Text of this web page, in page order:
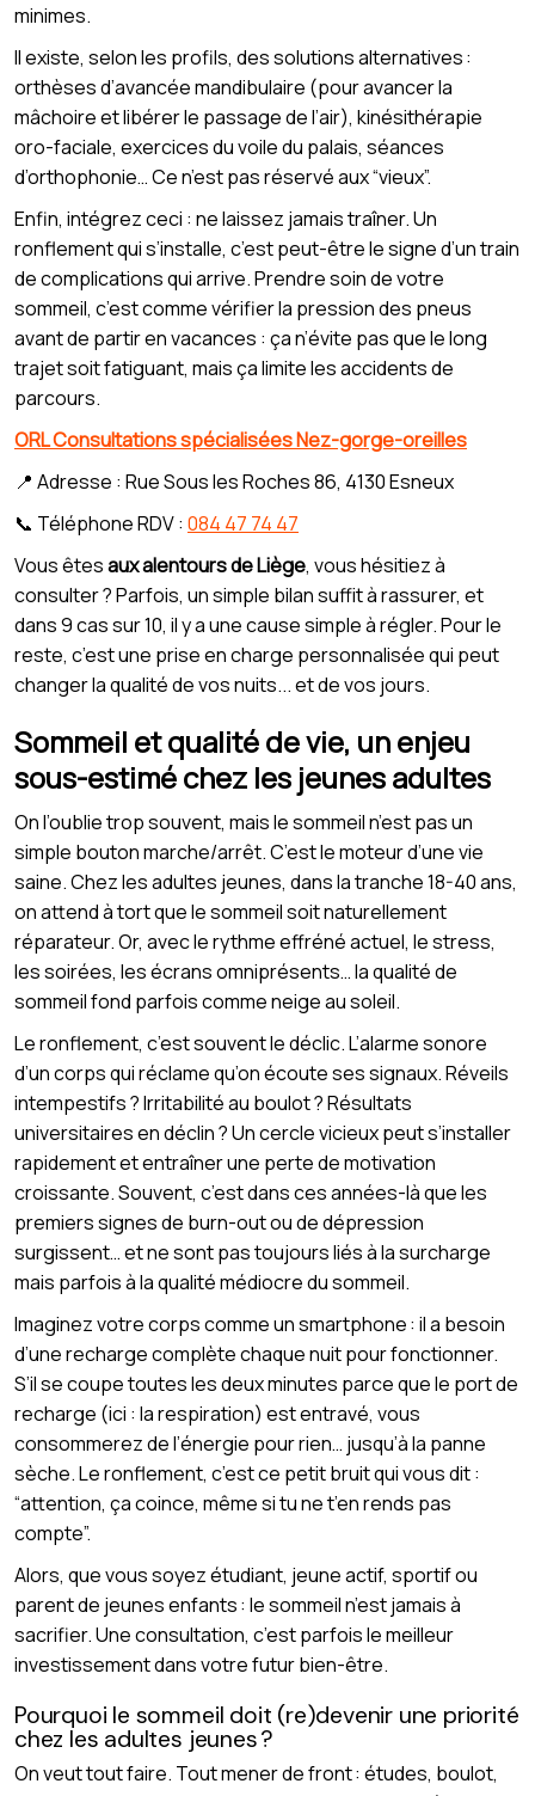
minimes.
Il existe, selon les profils, des solutions alternatives :
orthèses d’avancée mandibulaire (pour avancer la
mâchoire et libérer le passage de l’air), kinésithérapie
oro-faciale, exercices du voile du palais, séances
d’orthophonie… Ce n’est pas réservé aux “vieux”.
Enfin, intégrez ceci : ne laissez jamais traîner. Un
ronflement qui s’installe, c’est peut-être le signe d’un train
de complications qui arrive. Prendre soin de votre
sommeil, c’est comme vérifier la pression des pneus
avant de partir en vacances : ça n’évite pas que le long
trajet soit fatiguant, mais ça limite les accidents de
parcours.
ORL Consultations spécialisées Nez-gorge-oreilles
📍 Adresse : Rue Sous les Roches 86, 4130 Esneux
📞 Téléphone RDV : 084 47 74 47
Vous êtesaux alentours de Liège, vous hésitiez à
consulter ? Parfois, un simple bilan suffit à rassurer, et
dans 9 cas sur 10, il y a une cause simple à régler. Pour le
reste, c’est une prise en charge personnalisée qui peut
changer la qualité de vos nuits... et de vos jours.
Sommeil et qualité de vie, un enjeu
sous-estimé chez les jeunes adultes
On l’oublie trop souvent, mais le sommeil n’est pas un
simple bouton marche/arrêt. C’est le moteur d’une vie
saine. Chez les adultes jeunes, dans la tranche 18-40 ans,
on attend à tort que le sommeil soit naturellement
réparateur. Or, avec le rythme effréné actuel, le stress,
les soirées, les écrans omniprésents… la qualité de
sommeil fond parfois comme neige au soleil.
Le ronflement, c’est souvent le déclic. L’alarme sonore
d’un corps qui réclame qu’on écoute ses signaux. Réveils
intempestifs ? Irritabilité au boulot ? Résultats
universitaires en déclin ? Un cercle vicieux peut s’installer
rapidement et entraîner une perte de motivation
croissante. Souvent, c’est dans ces années-là que les
premiers signes de burn-out ou de dépression
surgissent… et ne sont pas toujours liés à la surcharge
mais parfois à la qualité médiocre du sommeil.
Imaginez votre corps comme un smartphone : il a besoin
d’une recharge complète chaque nuit pour fonctionner.
S’il se coupe toutes les deux minutes parce que le port de
recharge (ici : la respiration) est entravé, vous
consommerez de l’énergie pour rien… jusqu’à la panne
sèche. Le ronflement, c’est ce petit bruit qui vous dit :
“attention, ça coince, même si tu ne t’en rends pas
compte”.
Alors, que vous soyez étudiant, jeune actif, sportif ou
parent de jeunes enfants : le sommeil n’est jamais à
sacrifier. Une consultation, c’est parfois le meilleur
investissement dans votre futur bien-être.
Pourquoi le sommeil doit (re)devenir une priorité
chez les adultes jeunes ?
On veut tout faire. Tout mener de front : études, boulot,